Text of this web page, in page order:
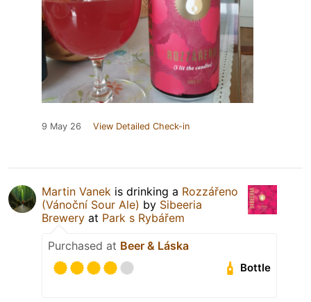
9 May 26 View Detailed Check-in
Martin Vanek is drinking a Rozzářeno
(Vánoční Sour Ale) by Sibeeria
Brewery at Park s Rybářem
Purchased at Beer & Láska
Bottle